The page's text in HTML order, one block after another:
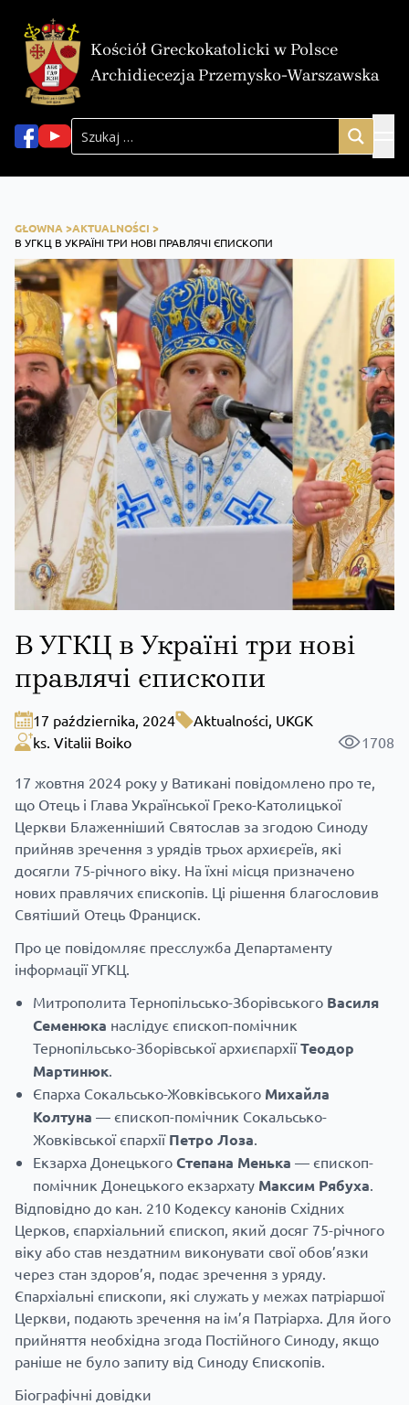
Kościół Greckokatolicki w Polsce
Archidiecezja Przemysko-Warszawska
GŁOWNA >AKTUALNOŚCI >
В УГКЦ В УКРАЇНІ ТРИ НОВІ ПРАВЛЯЧІ ЄПИСКОПИ
В УГКЦ в Україні три нові
правлячі єпископи
17 października, 2024 Aktualności, UKGK
ks. Vitalii Boiko
1708
17 жовтня 2024 року у Ватикані повідомлено про те,
що Отець і Глава Української Греко-Католицької
Церкви Блаженніший Святослав за згодою Синоду
прийняв зречення з урядів трьох архиєреїв, які
досягли 75-річного віку. На їхні місця призначено
нових правлячих єпископів. Ці рішення благословив
Святіший Отець Франциск.
Про це повідомляє пресслужба Департаменту
інформації УГКЦ.
Митрополита Тернопільсько-Зборівського Василя
Семенюка наслідує єпископ-помічник
Тернопільсько-Зборівської архиєпархіїТеодор
Мартинюк.
Єпарха Сокальсько-Жовківського Михайла
Колтуна — єпископ-помічник Сокальсько-
Жовківської єпархії Петро Лоза.
Екзарха Донецького Степана Менька — єпископ-
помічник Донецького екзархату Максим Рябуха.
Відповідно до кан. 210 Кодексу канонів Східних
Церков, єпархіальний єпископ, який досяг 75-річного
віку або став нездатним виконувати свої обов’язки
через стан здоров’я, подає зречення з уряду.
Єпархіальні єпископи, які служать у межах патріаршої
Церкви, подають зречення на ім’я Патріарха. Для його
прийняття необхідна згода Постійного Синоду, якщо
раніше не було запиту від Синоду Єпископів.
Біографічні довідки